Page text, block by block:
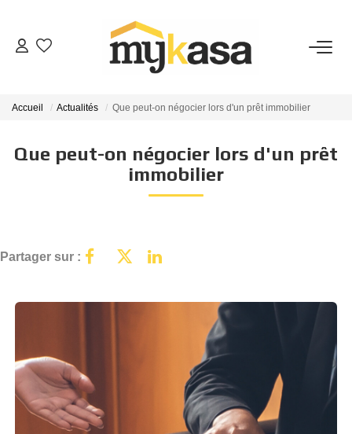
VENTES
ESTIMATION
NOTRE AGENCE
Qui Sommes-Nous
Notre Équipe
Nous Rejoindre
Nos Actualités
Nos Témoignages
Accueil Actualités Que peut-on négocier lors d'un prêt immobilier
Que peut-on négocier lors d'un prêt
immobilier
Partager sur :